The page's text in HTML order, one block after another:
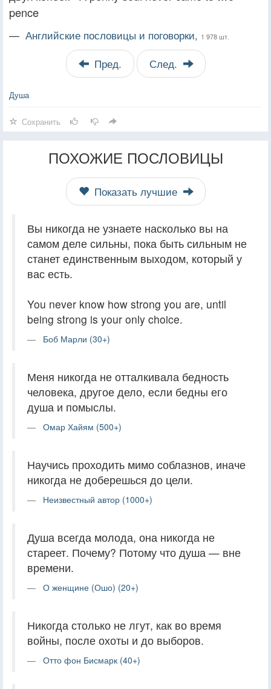
pence
— Английские пословицы и поговорки, 1 978 шт.
Пред. След.
Душа
Сохранить
ПОХОЖИЕ ПОСЛОВИЦЫ
Показать лучшие
Вы никогда не узнаете насколько вы на
самом деле сильны, пока быть сильным не
станет единственным выходом, который у
вас есть.
You never know how strong you are, until
being strong is your only choice.
Боб Марли (30+)
Меня никогда не отталкивала бедность
человека, другое дело, если бедны его
душа и помыслы.
Омар Хайям (500+)
Научись проходить мимо соблазнов, иначе
никогда не доберешься до цели.
Неизвестный автор (1000+)
Душа всегда молода, она никогда не
стареет. Почему? Потому что душа — вне
времени.
О женщине (Ошо) (20+)
Никогда столько не лгут, как во время
войны, после охоты и до выборов.
Отто фон Бисмарк (40+)